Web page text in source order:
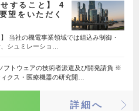
せすること】 4
望をいただく
当社の機電事業領域では組込み制御・
シュミレーショ…
フトウェアの技術者派遣及び開発請負 ※
クス・医療機器の研究開…
詳細へ